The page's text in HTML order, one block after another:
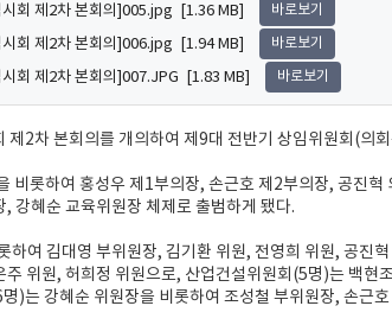
회 제2차 본회의]005.jpg [1.36 MB] 바로보기
회 제2차 본회의]006.jpg [1.94 MB] 바로보기
회 제2차 본회의]007.JPG [1.83 MB] 바로보기
2차 본회의를 개의하여 제9대 전반기 상임위원회(의
비롯하여 홍성우 제1부의장, 손근호 제2부의장, 공진
강혜순 교육위원장 체제로 출범하게 됐다.
여 김대영 부위원장, 김기환 위원, 전영희 위원, 공진
위원, 허희정 위원으로, 산업건설위원회(5명)는 백현
)는 강혜순 위원장을 비롯하여 조성철 부위원장, 손근